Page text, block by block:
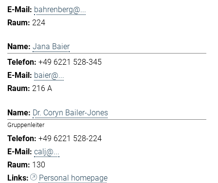
bahrenberg@...
224
Jana Baier
+49 6221 528-345
baier@...
216 A
Dr. Coryn Bailer-Jones
Gruppenleiter
+49 6221 528-224
calj@...
130
Personal homepage